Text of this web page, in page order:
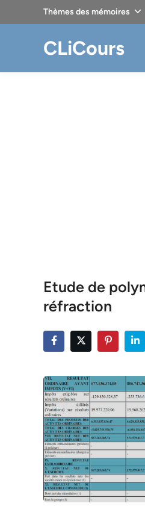
Thèmes des mémoires
CLiCours
Etude de
réfraction